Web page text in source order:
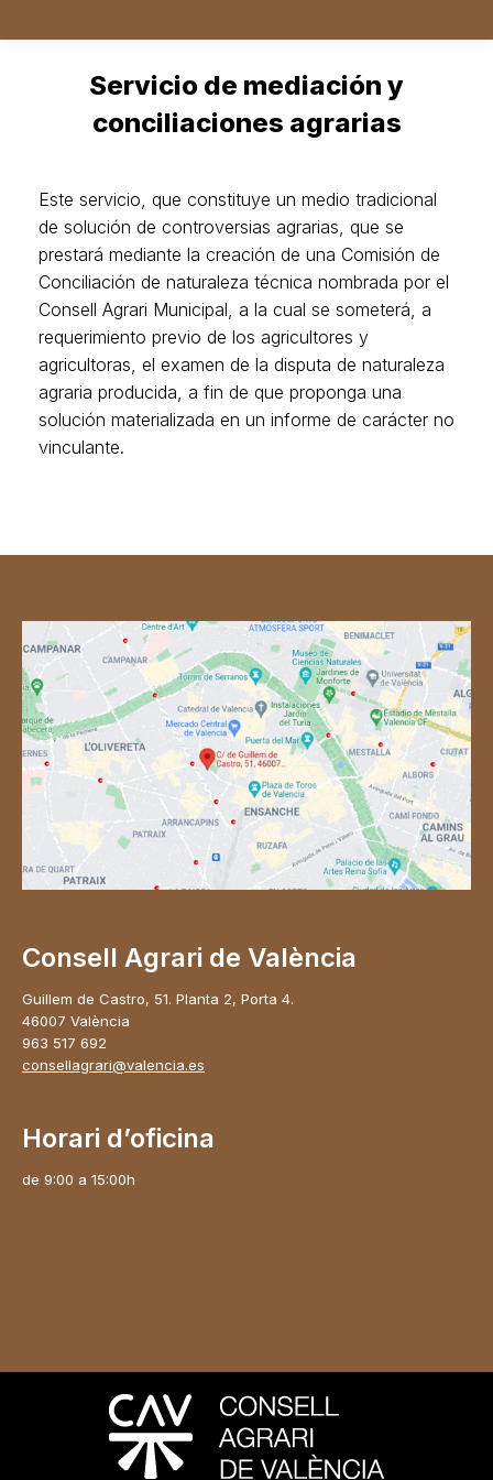
Servicio de mediación y
conciliaciones agrarias
Este servicio, que constituye un medio tradicional
de solución de controversias agrarias, que se
prestará mediante la creación de una Comisión de
Conciliación de naturaleza técnica nombrada por el
Consell Agrari Municipal, a la cual se someterá, a
requerimiento previo de los agricultores y
agricultoras, el examen de la disputa de naturaleza
agraria producida, a fin de que proponga una
solución materializada en un informe de carácter no
vinculante.
Consell Agrari de València
Guillem de Castro, 51. Planta 2, Porta 4.
46007 València
963 517 692
consellagrari@valencia.es
Horari d’oficina
de 9:00 a 15:00h